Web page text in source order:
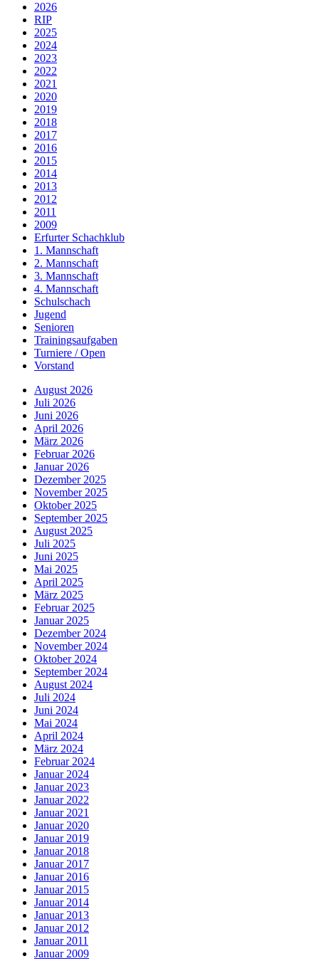
2026
RIP
2025
2024
2023
2022
2021
2020
2019
2018
2017
2016
2015
2014
2013
2012
2011
2009
Erfurter Schachklub
1. Mannschaft
2. Mannschaft
3. Mannschaft
4. Mannschaft
Schulschach
Jugend
Senioren
Trainingsaufgaben
Turniere / Open
Vorstand
August 2026
Juli 2026
Juni 2026
April 2026
März 2026
Februar 2026
Januar 2026
Dezember 2025
November 2025
Oktober 2025
September 2025
August 2025
Juli 2025
Juni 2025
Mai 2025
April 2025
März 2025
Februar 2025
Januar 2025
Dezember 2024
November 2024
Oktober 2024
September 2024
August 2024
Juli 2024
Juni 2024
Mai 2024
April 2024
März 2024
Februar 2024
Januar 2024
Januar 2023
Januar 2022
Januar 2021
Januar 2020
Januar 2019
Januar 2018
Januar 2017
Januar 2016
Januar 2015
Januar 2014
Januar 2013
Januar 2012
Januar 2011
Januar 2009